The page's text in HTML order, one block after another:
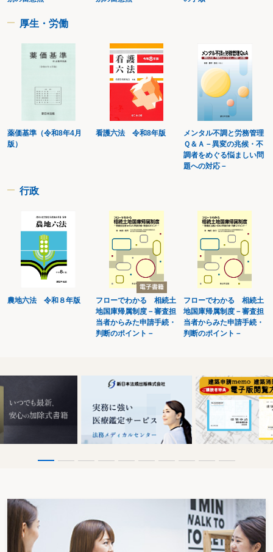
育児休業開始予定日の指定（事業主）
育児休業期間
育児休業等取得者の業務を処理するために必要な労働者の募集の特例
育児休業等取得者の代替要員の募集
育児休業の申出
育児休業申出がされなかったものとみなす事由
育児休業申出の撤回
育児休業をすることができないことについて合理的な理由がある労働者
医師からの意見聴取
医師である労働基準監督官
医師等による証明（健康診断）
遺族補償一時金
遺族補償給付の受給資格の除斥
遺族補償年金の受給資格等
遺族補償年金前払一時金
委託の打切りの予告
委託募集の届出
１年単位の変形労働時間制における一定期間についての延長時間の限度
１週間単位の非定型的変形労働時間制
一定期間についての延長時間の限度
一定期間についての延長時間の適用除外
一般企業担当委員
一般健康診断の結果の通知
一般的拘束力
印刷業における有機溶剤中毒予防規則のポイント
【う】
打切補償
厚生・労働
薬価基準（令和8年4月
版）
看護六法 令和8年版
メンタル不調と労務管理
Ｑ＆Ａ－異変の兆候・不
調者をめぐる悩ましい問
題への対応－
行政
農地六法 令和８年版
フローでわかる 相続土
地国庫帰属制度－審査担
当者からみた申請手続・
判断のポイント－
フローでわかる 相続土
地国庫帰属制度－審査担
当者からみた申請手続・
判断のポイント－